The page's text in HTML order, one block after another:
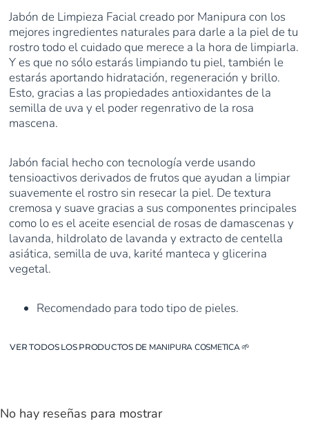
Jabón de Limpieza Facial creado por Manipura con los
mejores ingredientes naturales para darle a la piel de tu
rostro todo el cuidado que merece a la hora de limpiarla.
Y es que no sólo estarás limpiando tu piel, también le
estarás aportando hidratación, regeneración y brillo.
Esto, gracias a las propiedades antioxidantes de la
semilla de uva y el poder regenrativo de la rosa
mascena.
Jabón facial hecho con tecnología verde usando
tensioactivos derivados de frutos que ayudan a limpiar
suavemente el rostro sin resecar la piel. De textura
cremosa y suave gracias a sus componentes principales
como lo es el aceite esencial de rosas de damascenas y
lavanda, hildrolato de lavanda y extracto de centella
asiática, semilla de uva, karité manteca y glicerina
vegetal.
Recomendado para todo tipo de pieles.
VER TODOS LOS PRODUCTOS DE MANIPURA COSMETICA🌱
No hay reseñas para mostrar